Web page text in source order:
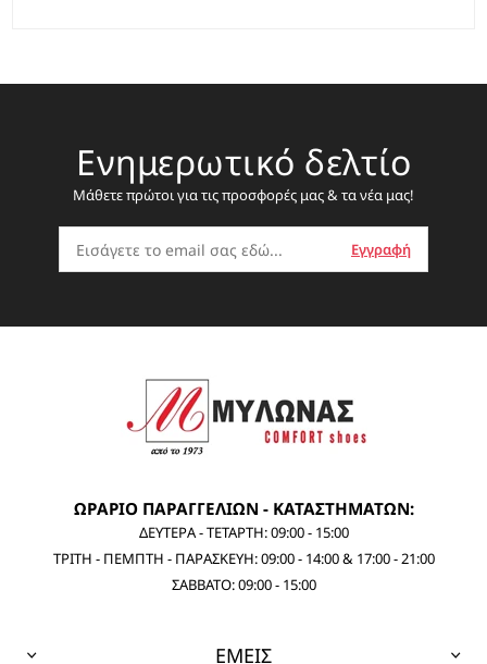
Ενημερωτικό δελτίο
Μάθετε πρώτοι για τις προσφορές μας & τα νέα μας!
ΩΡΑΡΙΟ ΠΑΡΑΓΓΕΛΙΩΝ - ΚΑΤΑΣΤΗΜΑΤΩΝ:
ΔΕΥΤΕΡΑ - ΤΕΤΑΡΤΗ: 09:00 - 15:00
ΤΡΙΤΗ - ΠΕΜΠΤΗ - ΠΑΡΑΣΚΕΥΗ: 09:00 - 14:00 & 17:00 - 21:00
ΣΑΒΒΑΤΟ: 09:00 - 15:00
ΕΜΕΙΣ